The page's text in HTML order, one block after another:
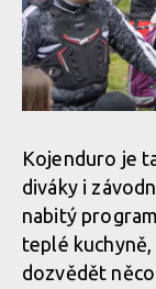
Kojenduro je
diváky i
nabitý
teplé
dozvědět